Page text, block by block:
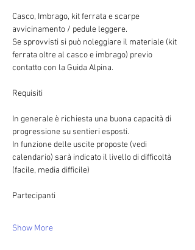
Casco, Imbrago, kit ferrata e scarpe
avvicinamento / pedule leggere.
Se sprovvisti si può noleggiare il materiale (kit
ferrata oltre al casco e imbrago) previo
contatto con la Guida Alpina.
In generale è richiesta una buona capacità di
progressione su sentieri esposti.
In funzione delle uscite proposte (vedi
calendario) sarà indicato il livello di difficoltà
(facile, media difficile)
Show More